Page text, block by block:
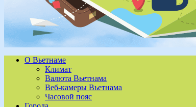
О Вьетнаме
Климат
Валюта Вьетнама
Веб-камеры Вьетнама
Часовой пояс